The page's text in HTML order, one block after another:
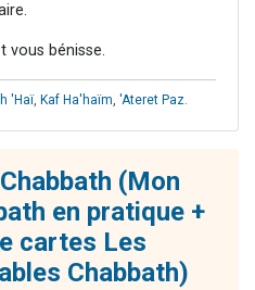
vous bénisse.
'Haï, Kaf Ha'haïm, 'Ateret Paz.
(Mon
en pratique +
cartes Les
Chabbath)